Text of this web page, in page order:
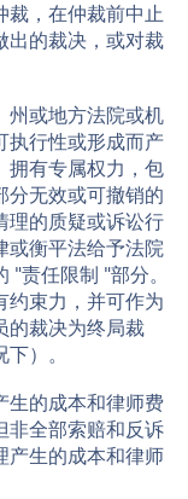
裁，在仲裁前中止
出的裁决，或对裁
州或地方法院或机
执行性或形成而产
拥有专属权力，包
分无效或可撤销的
理的质疑或诉讼行
或衡平法给予法院
"责任限制 "部分。
约束力，并可作为
的裁决为终局裁
）。
生的成本和律师费
非全部索赔和反诉
产生的成本和律师